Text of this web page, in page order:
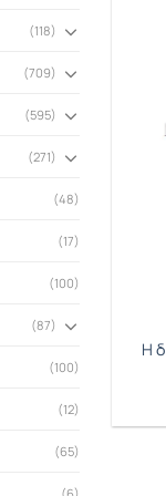
(118)
(709)
(595)
(271)
(48)
(17)
(100)
(87)
(100)
(12)
(65)
Η